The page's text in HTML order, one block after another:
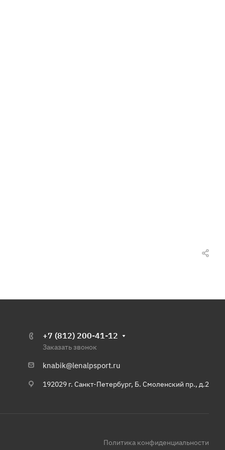
+7 (812) 200-41-12
Заказать звонок
knabik@lenalpsport.ru
192029 г. Санкт-Петербург, Б. Смоленский пр., д.2
Политика конфиденциальности